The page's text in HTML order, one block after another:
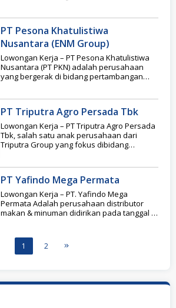
PT Pesona Khatulistiwa
Nusantara (ENM Group)
Lowongan Kerja – PT Pesona Khatulistiwa
Nusantara (PT PKN) adalah perusahaan
yang bergerak di bidang pertambangan
PT Triputra Agro Persada Tbk
Lowongan Kerja – PT Triputra Agro Persada
Tbk, salah satu anak perusahaan dari
Triputra Group yang fokus dibidang
PT Yafindo Mega Permata
Lowongan Kerja – PT. Yafindo Mega
Permata Adalah perusahaan distributor
makan & minuman didirikan pada tanggal 1
1 2